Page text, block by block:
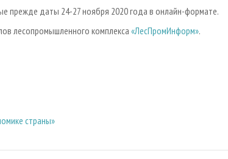
прежде даты 24-27 ноября 2020 года в онлайн-формате.
лесопромышленного комплекса «ЛесПромИнформ».
страны»